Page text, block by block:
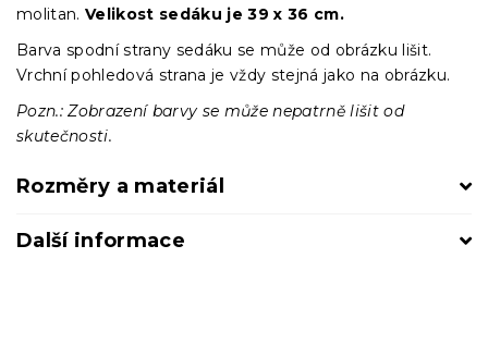
molitan. Velikost sedáku je 39 x 36 cm.
Barva spodní strany sedáku se může od obrázku lišit.
Vrchní pohledová strana je vždy stejná jako na obrázku.
Pozn.: Zobrazení barvy se může nepatrně lišit od
skutečnosti.
Rozměry a materiál
Další informace